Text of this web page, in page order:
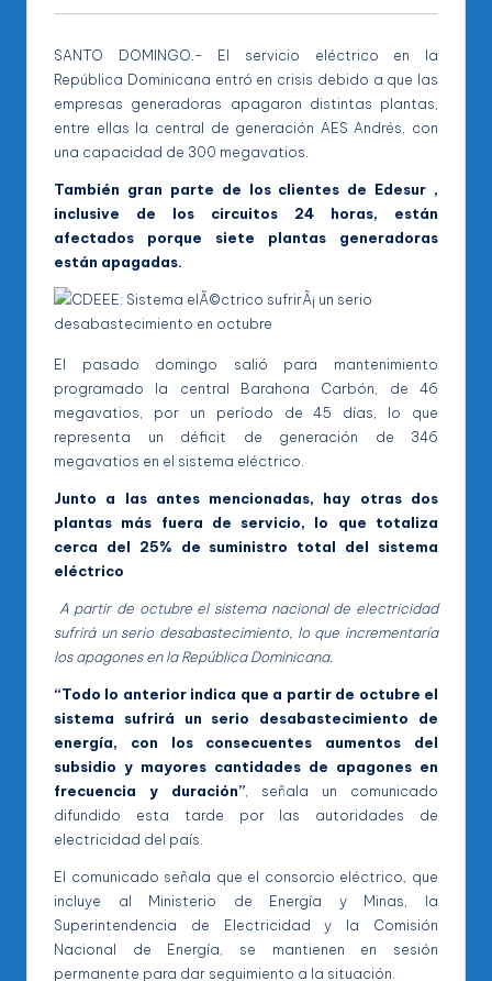
SANTO DOMINGO.- El servicio eléctrico en la
República Dominicana entró en crisis debido a que las
empresas generadoras apagaron distintas plantas,
entre ellas la central de generación AES Andrés, con
una capacidad de 300 megavatios.
También gran parte de los clientes de Edesur ,
inclusive de los circuitos 24 horas, están
afectados porque siete plantas generadoras
están apagadas.
El pasado domingo salió para mantenimiento
programado la central Barahona Carbón, de 46
megavatios, por un período de 45 días, lo que
representa un déficit de generación de 346
megavatios en el sistema eléctrico.
Junto a las antes mencionadas, hay otras dos
plantas más fuera de servicio, lo que totaliza
cerca del 25% de suministro total del sistema
eléctrico
A partir de octubre el sistema nacional de electricidad
sufrirá un serio desabastecimiento, lo que incrementaría
los apagones en la República Dominicana.
“Todo lo anterior indica que a partir de octubre el
sistema sufrirá un serio desabastecimiento de
energía, con los consecuentes aumentos del
subsidio y mayores cantidades de apagones en
frecuencia y duración” , señala un comunicado
difundido esta tarde por las autoridades de
electricidad del país.
El comunicado señala que el consorcio eléctrico, que
incluye al Ministerio de Energía y Minas, la
Superintendencia de Electricidad y la Comisión
Nacional de Energía, se mantienen en sesión
permanente para dar seguimiento a la situación.